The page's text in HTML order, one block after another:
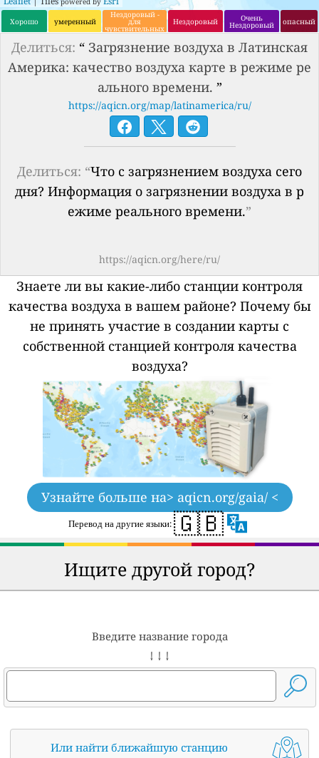
Хорошо умеренный
Нездоровый -
для
чувствительных
групп
Нездоровый Очень
Нездоровый опасный
Делиться: “ Загрязнение воздуха в Латинская
Америка: качество воздуха карте в режиме ре
ального времени. ”
https://aqicn.org/map/latinamerica/ru/
Делиться: “Что с загрязнением воздуха сего
дня? Информация о загрязнении воздуха в р
ежиме реального времени.”
https://aqicn.org/here/ru/
Знаете ли вы какие-либо станции контроля
качества воздуха в вашем районе? Почему бы
не принять участие в создании карты с
собственной станцией контроля качества
воздуха?
Узнайте больше на> aqicn.org/gaia/ <
Перевод на другие языки: 🇬🇧
Ищите другой город?
Введите название города
↓ ↓ ↓
Или найти ближайшую станцию